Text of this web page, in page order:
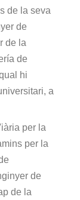
de la seva
de
de la
de
hi
a
per la
per la
de
de la